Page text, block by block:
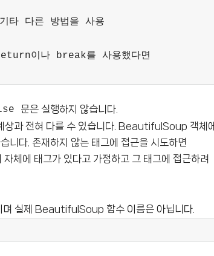
다른 방법을 사용
이나 break를 사용했다면
문은 실행하지 않습니다.
상과 전혀 다를 수 있습니다. BeautifulSoup 객체
니다. 존재하지 않는 태그에 접근을 시도하면
자체에 태그가 있다고 가정하고 그 태그에 접근하려
며 실제 BeautifulSoup 함수 이름은 아닙니다.